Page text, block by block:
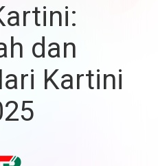
dan
Kartini